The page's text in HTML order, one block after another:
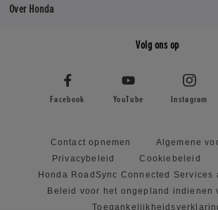
Over Honda
Volg ons op
Facebook YouTube Instagram
Contact opnemen
Algemene
Privacybeleid
Cookiebeleid
Honda RoadSync Connected Services
Beleid voor het ongepland indienen